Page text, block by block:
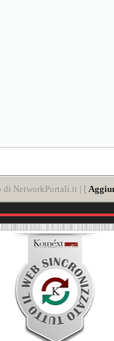
di NetworkPortali.it | [